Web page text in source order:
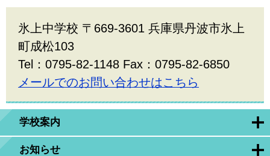
学校案内
お知らせ
氷上中学校 〒669-3601 兵庫県丹波市氷上
町成松103
Tel：0795-82-1148 Fax：0795-82-6850
メールでのお問い合わせはこちら